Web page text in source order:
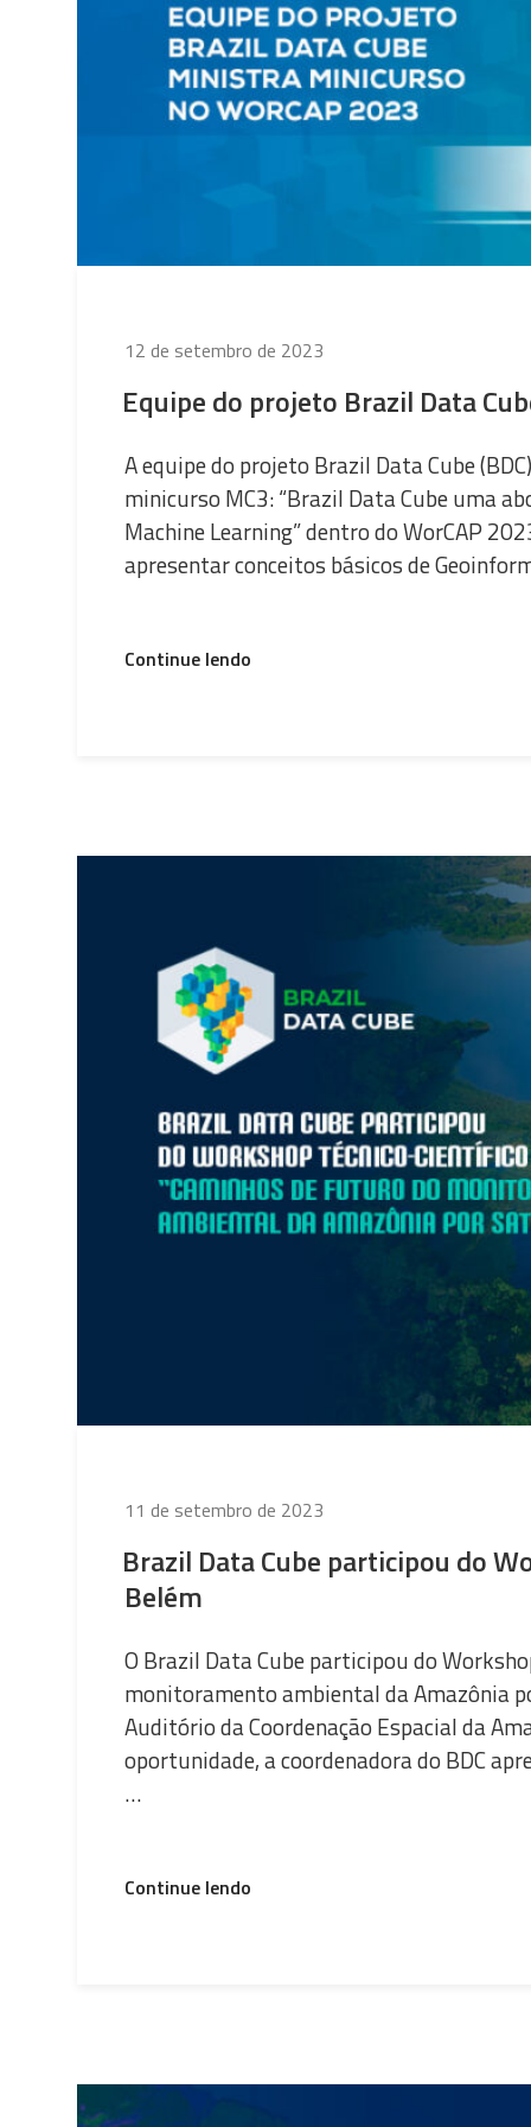
Publicado
12 de setembro de 2023
Equipe do projeto Brazil Data
A equipe do projeto Brazil Data Cube
minicurso MC3: “Brazil Data Cube uma
Machine Learning” dentro do WorCAP
apresentar conceitos básicos de
Continue lendo“Equipe
minicurso
Publicado
11 de setembro de 2023
Brazil Data Cube participou do
Belém
O Brazil Data Cube participou do
monitoramento ambiental da Amazônia
Auditório da Coordenação Espacial da
oportunidade, a coordenadora do BDC
…
Continue lendo“Brazil
Científico